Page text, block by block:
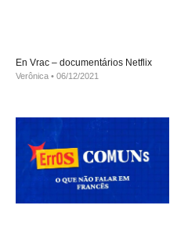
En Vrac – documentários Netflix
Verônica 06/12/2021